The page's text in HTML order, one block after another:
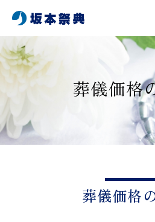
葬儀価格
葬儀価格